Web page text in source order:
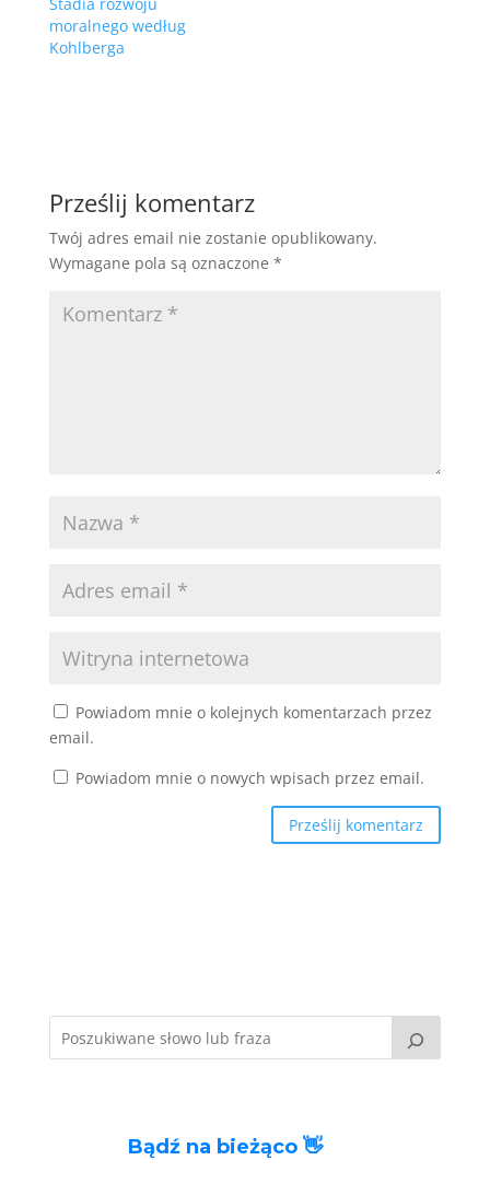
moralnego według
Kohlberga
Prześlij komentarz
Twój adres email nie zostanie opublikowany.
Wymagane pola są oznaczone *
Powiadom mnie o kolejnych komentarzach przez
email.
Powiadom mnie o nowych wpisach przez email.
Bądź na bieżąco 👋